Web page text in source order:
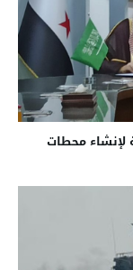
لإنشاء محطات